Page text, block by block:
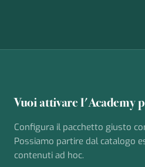
Vuoi attivare l'Academy
Configura il pacchetto giusto
Possiamo partire dal catalogo
contenuti ad hoc.